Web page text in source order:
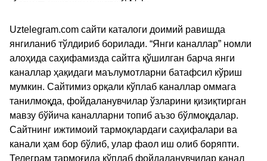
Uztelegram.com сайти каталоги доимий равишда
янгиланиб тўлдириб борилади. “Янги каналлар” номли
алоҳида саҳифамизда сайтга қўшилган барча янги
каналлар ҳақидаги маълумотларни батафсил кўриш
мумкин. Сайтимиз орқали кўплаб каналлар оммага
танилмоқда, фойдаланувчилар ўзларини қизиқтирган
мавзу бўйича каналларни топиб аъзо бўлмоқдалар.
Сайтнинг ижтимоий тармоқлардаги саҳифалари ва
канали ҳам бор бўлиб, улар фаол иш олиб боряпти.
Телеграм тармоғида кўплаб фойдаланувчилар канал